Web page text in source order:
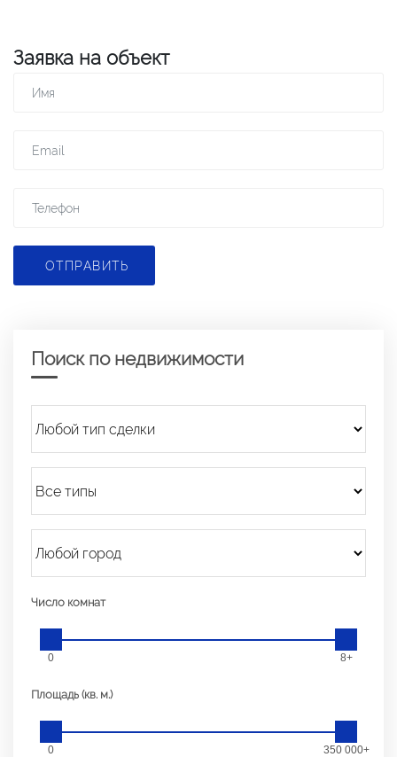
Заявка на объект
ОТПРАВИТЬ
Поиск по недвижимости
Число комнат
0 8+
Площадь (кв. м.)
0 350 000+